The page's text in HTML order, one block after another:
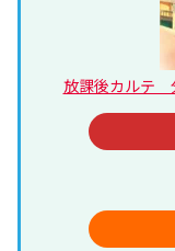
放課後カルテ